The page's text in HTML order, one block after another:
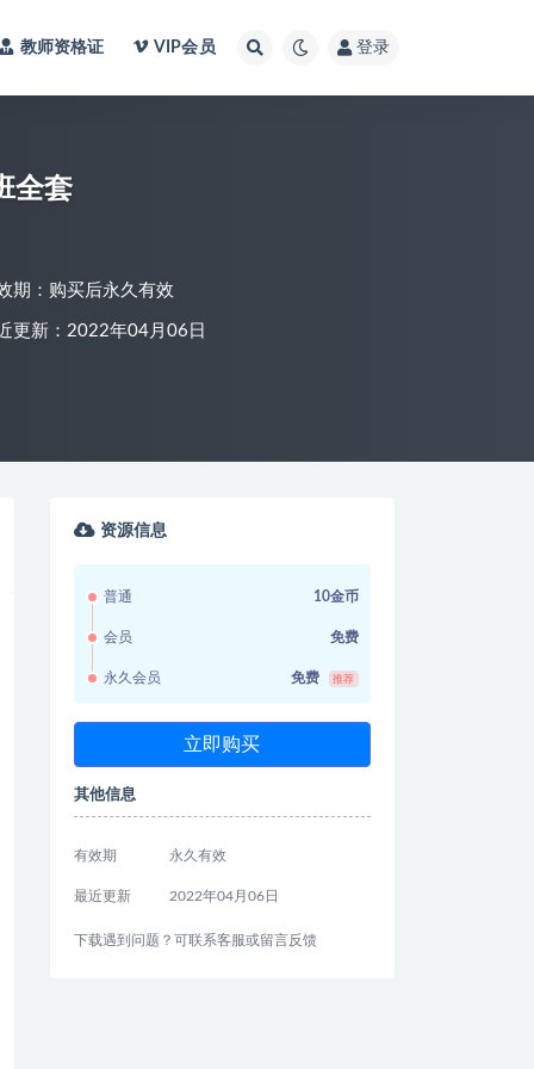
教师资格证 VIP会员 登录
全套
期：购买后永久有效
更新：2022年04月06日
资源信息
普通 10金币
会员 免费
永久会员 免费 推荐
立即购买
其他信息
有效期 永久有效
最近更新 2022年04月06日
下载遇到问题？可联系客服或留言反馈